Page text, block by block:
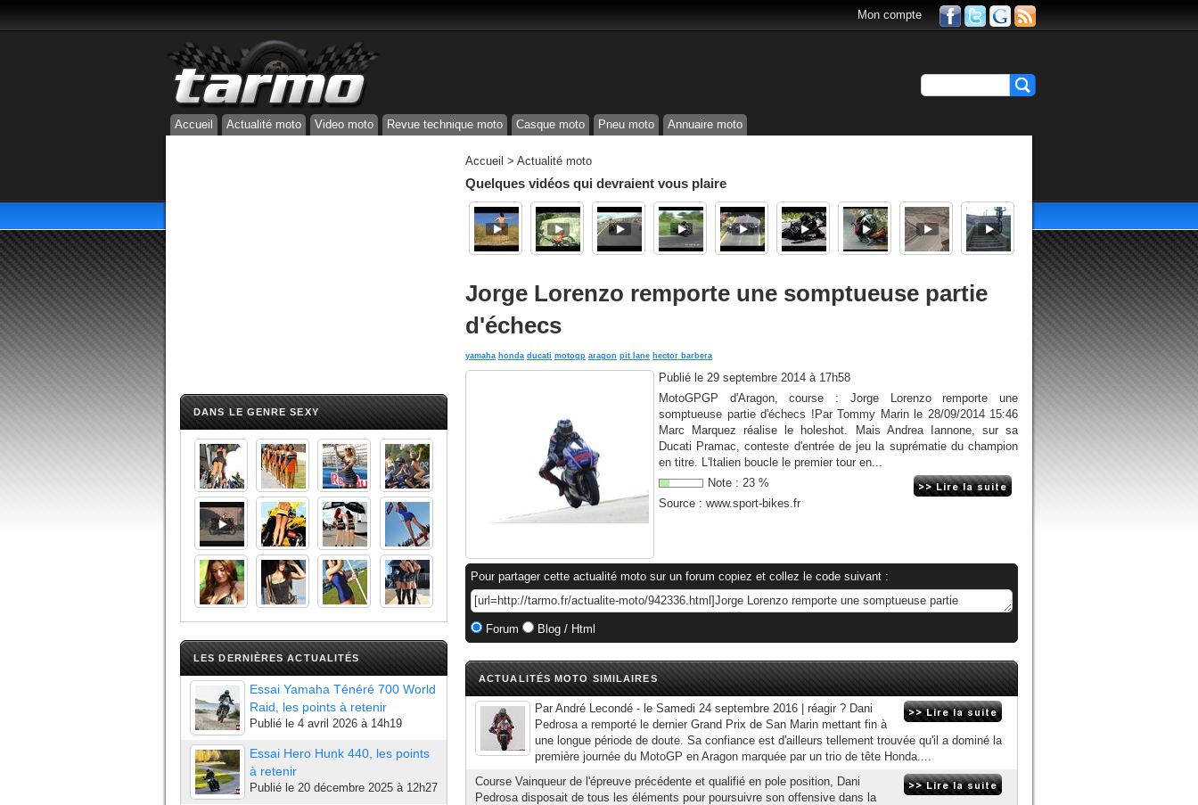
Mon compte
Accueil Actualité moto Video moto Revue technique moto Casque moto Pneu moto Annuaire moto
DANS LE GENRE SEXY
LES DERNIÈRES ACTUALITÉS
Essai Yamaha Ténéré 700 World
Raid, les points à retenir
Publié le 4 avril 2026 à 14h19
Essai Hero Hunk 440, les points
à retenir
Publié le 20 décembre 2025 à 12h27
Accueil > Actualité moto
Quelques vidéos qui devraient vous plaire
Jorge Lorenzo remporte une somptueuse partie
d'échecs
yamaha honda ducati motogp aragon pit lane hector barbera
Publié le 29 septembre 2014 à 17h58
MotoGPGP d'Aragon, course : Jorge Lorenzo remporte une
somptueuse partie d'échecs !Par Tommy Marin le 28/09/2014 15:46
Marc Marquez réalise le holeshot. Mais Andrea Iannone, sur sa
Ducati Pramac, conteste d'entrée de jeu la suprématie du champion
en titre. L'Italien boucle le premier tour en...
Note : 23 %
Source : www.sport-bikes.fr
Pour partager cette actualité moto sur un forum copiez et collez le code suivant :
Forum Blog / Html
ACTUALITÉS MOTO SIMILAIRES
Par André Lecondé - le Samedi 24 septembre 2016 | réagir ? Dani
Pedrosa a remporté le dernier Grand Prix de San Marin mettant fin à
une longue période de doute. Sa confiance est d'ailleurs tellement trouvée qu'il a dominé la
première journée du MotoGP en Aragon marquée par un trio de tête Honda....
Course Vainqueur de l'épreuve précédente et qualifié en pole position, Dani
Pedrosa disposait de tous les éléments pour poursuivre son offensive dans la